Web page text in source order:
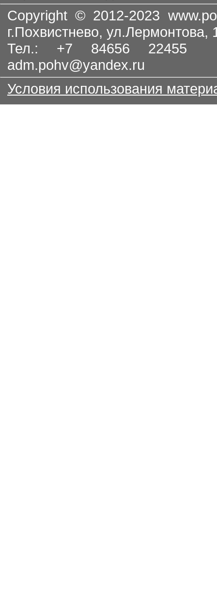
Copyright © 2012-2023
г.Похвистнево, ул.Лермонтова,
Тел.: +7 84656
adm.pohv@yandex.ru
Условия использования